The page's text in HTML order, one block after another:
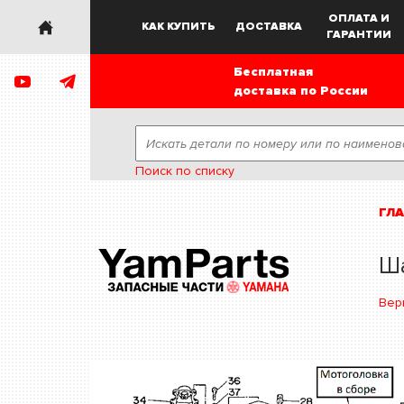
КАК КУПИТЬ ДОСТАВКА
ОПЛАТА И
ГАРАНТИИ
Бесплатная
доставка по России
Поиск по списку